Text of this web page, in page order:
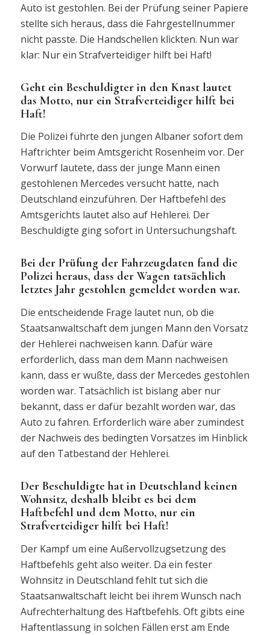
Auto ist gestohlen. Bei der Prüfung seiner Papiere
stellte sich heraus, dass die Fahrgestellnummer
nicht passte. Die Handschellen klickten. Nun war
klar: Nur ein Strafverteidiger hilft bei Haft!
Geht ein Beschuldigter in den Knast lautet
das Motto, nur ein Strafverteidiger hilft bei
Haft!
Die Polizei führte den jungen Albaner sofort dem
Haftrichter beim Amtsgericht Rosenheim vor. Der
Vorwurf lautete, dass der junge Mann einen
gestohlenen Mercedes versucht hatte, nach
Deutschland einzuführen. Der Haftbefehl des
Amtsgerichts lautet also auf Hehlerei. Der
Beschuldigte ging sofort in Untersuchungshaft.
Bei der Prüfung der Fahrzeugdaten fand die
Polizei heraus, dass der Wagen tatsächlich
letztes Jahr gestohlen gemeldet worden war.
Die entscheidende Frage lautet nun, ob die
Staatsanwaltschaft dem jungen Mann den Vorsatz
der Hehlerei nachweisen kann. Dafür wäre
erforderlich, dass man dem Mann nachweisen
kann, dass er wußte, dass der Mercedes gestohlen
worden war. Tatsächlich ist bislang aber nur
bekannt, dass er dafür bezahlt worden war, das
Auto zu fahren. Erforderlich wäre aber zumindest
der Nachweis des bedingten Vorsatzes im Hinblick
auf den Tatbestand der Hehlerei.
Der Beschuldigte hat in Deutschland keinen
Wohnsitz, deshalb bleibt es bei dem
Haftbefehl und dem Motto, nur ein
Strafverteidiger hilft bei Haft!
Der Kampf um eine Außervollzugsetzung des
Haftbefehls geht also weiter. Da ein fester
Wohnsitz in Deutschland fehlt tut sich die
Staatsanwaltschaft leicht bei ihrem Wunsch nach
Aufrechterhaltung des Haftbefehls. Oft gibts eine
Haftentlassung in solchen Fällen erst am Ende